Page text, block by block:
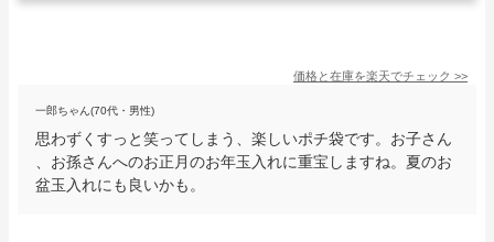
価格と在庫を楽天でチェック >>
一郎ちゃん(70代・男性)
思わずくすっと笑ってしまう、楽しいポチ袋です。お子さん
、お孫さんへのお正月のお年玉入れに重宝しますね。夏のお
盆玉入れにも良いかも。